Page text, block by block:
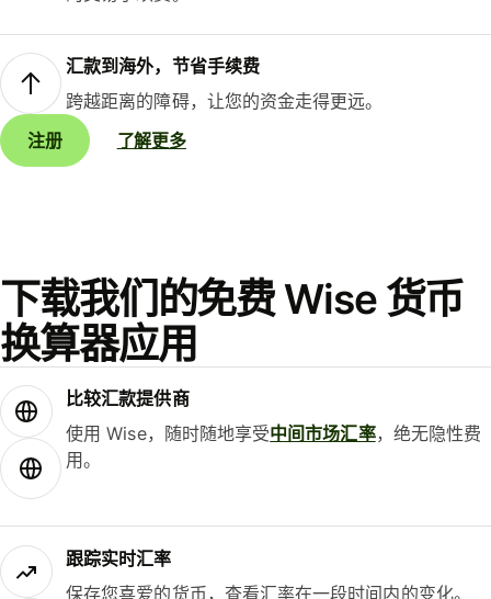
汇款到海外，节省手续费
跨越距离的障碍，让您的资金走得更远。
注册
了解更多
下载我们的免费 Wise 货币
换算器应用
比较汇款提供商
使用 Wise，随时随地享受中间市场汇率，绝无隐性费
用。
跟踪实时汇率
保存您喜爱的货币，查看汇率在一段时间内的变化。